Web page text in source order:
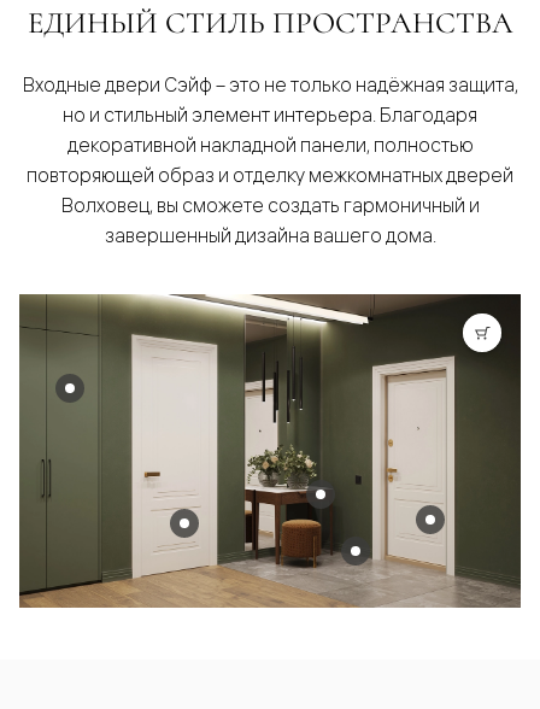
ЕДИНЫЙ СТИЛЬ ПРОСТРАНСТВА
Входные двери Сэйф – это не только надёжная защита,
но и стильный элемент интерьера. Благодаря
декоративной накладной панели, полностью
повторяющей образ и отделку межкомнатных дверей
Волховец, вы сможете создать гармоничный и
завершенный дизайна вашего дома.